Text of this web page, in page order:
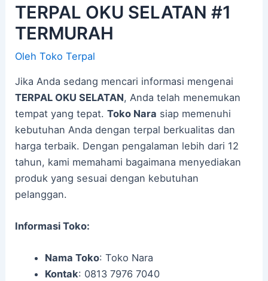
TERPAL OKU SELATAN #1
TERMURAH
OlehToko Terpal
Jika Anda sedang mencari informasi mengenai
TERPAL OKU SELATAN, Anda telah menemukan
tempat yang tepat.Toko Nara siap memenuhi
kebutuhan Anda dengan terpal berkualitas dan
harga terbaik. Dengan pengalaman lebih dari 12
tahun, kami memahami bagaimana menyediakan
produk yang sesuai dengan kebutuhan
pelanggan.
Informasi Toko:
Nama Toko: Toko Nara
Kontak: 0813 7976 7040